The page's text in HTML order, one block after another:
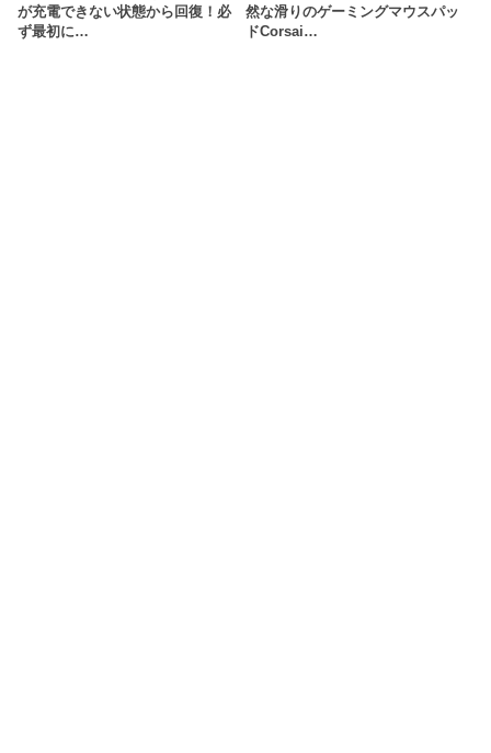
が充電できない状態から回復！必
ず最初に…
然な滑りのゲーミングマウスパッ
ドCorsai…